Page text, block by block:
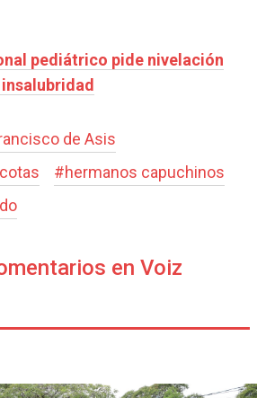
pediátrico pide nivelación
de Asis
#hermanos capuchinos
en Voiz